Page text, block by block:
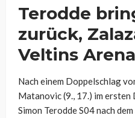
Terodde
zurück,
Veltins Arena
Nach einem Doppelschlag
Matanovic (9., 17.) im
Simon Terodde S04 nach